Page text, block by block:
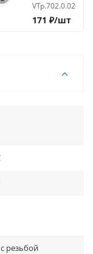
VTp.702.0.02005
171 ₽/шт
резьбой